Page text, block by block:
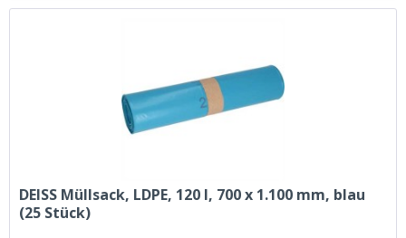
DEISS Müllsack, LDPE, 120 l, 700 x 1.100 mm, blau
(25 Stück)